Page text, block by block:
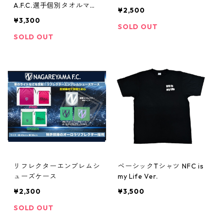
A.F.C.選手個別タオルマフ
¥3,300
SOLD OUT
¥2,500
SOLD OUT
リフレクターエンブレムシ
ューズケース
¥2,300
SOLD OUT
ベーシックTシャツ NFC is
my Life Ver.
¥3,500